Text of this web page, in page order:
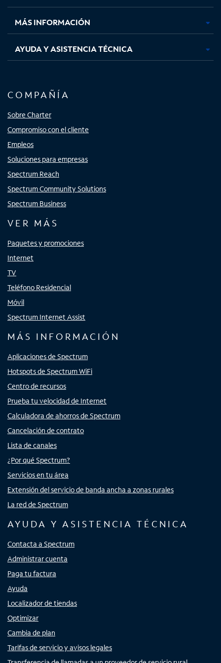
nuevanuevanuevanueva
MÁS INFORMACIÓN
AYUDA Y ASISTENCIA TÉCNICA
COMPAÑÍA
Sobre Charter
Compromiso con el cliente
Empleos
Soluciones para empresas
Spectrum Reach
Spectrum Community Solutions
Spectrum Business
VER MÁS
Paquetes y promociones
Internet
TV
Teléfono Residencial
Móvil
Spectrum Internet Assist
MÁS INFORMACIÓN
Aplicaciones de Spectrum
Hotspots de Spectrum WiFi
Centro de recursos
Prueba tu velocidad de Internet
Calculadora de ahorros de Spectrum
Cancelación de contrato
Lista de canales
¿Por qué Spectrum?
Servicios en tu área
Extensión del servicio de banda ancha a zonas rurales
La red de Spectrum
AYUDA Y ASISTENCIA TÉCNICA
Contacta a Spectrum
Administrar cuenta
Paga tu factura
Ayuda
Localizador de tiendas
Optimizar
Cambia de plan
Tarifas de servicio y avisos legales